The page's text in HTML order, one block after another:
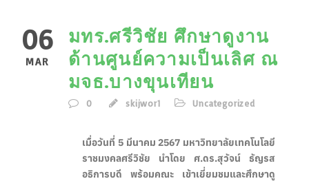
06
MAR
มทร.ศรีวิชัย ศึกษาดูงาน
ด้านศูนย์ความเป็นเลิศ ณ
มจธ.บางขุนเทียน
0 skijwor1 Uncategorized
เมื่อวันที่ 5 มีนาคม 2567 มหาวิทยาลัยเทคโนโลยี
ราชมงคลศรีวิชัย นำโดย ศ.ดร.สุวัจน์ ธัญรส
อธิการบดี พร้อมคณะ เข้าเยี่ยมชมและศึกษาดู